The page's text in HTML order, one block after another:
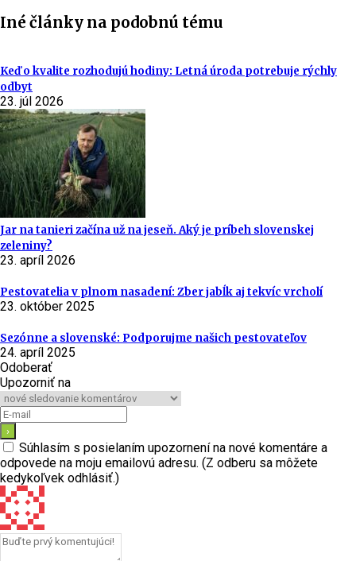
Iné články na podobnú tému
Keď o kvalite rozhodujú hodiny: Letná úroda potrebuje rýchly
odbyt
23. júl 2026
Jar na tanieri začína už na jeseň. Aký je príbeh slovenskej
zeleniny?
23. apríl 2026
Pestovatelia v plnom nasadení: Zber jabĺk aj tekvíc vrcholí
23. október 2025
Sezónne a slovenské: Podporujme našich pestovateľov
24. apríl 2025
Odoberať
Upozorniť na
Súhlasím s posielaním upozornení na nové komentáre a
odpovede na moju emailovú adresu. (Z odberu sa môžete
kedykoľvek odhlásiť.)